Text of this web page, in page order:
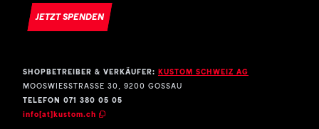
JETZT SPENDEN
SHOPBETREIBER & VERKÄUFER: KUSTOM SCHWEIZ AG
MOOSWIESSTRASSE 30, 9200 GOSSAU
TELEFON 071 380 05 05
info[at]kustom.ch